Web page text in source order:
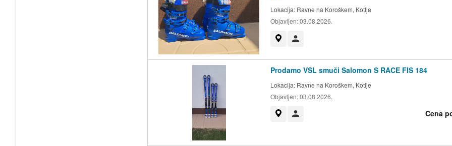
Lokacija: Ravne na Koroškem, Kotlje
Objavljen:03.08.2026.
Prodamo VSL smuči Salomon S RACE FIS 184
Lokacija: Ravne na Koroškem, Kotlje
Objavljen:03.08.2026.
Cena